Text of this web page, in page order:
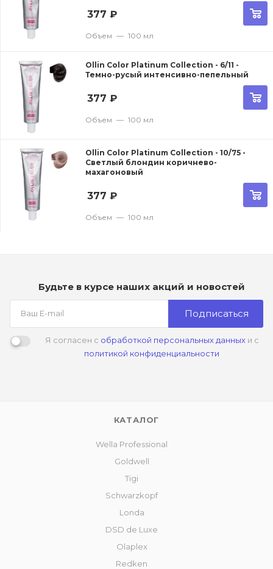
377 ₽
Объем — 100 мл
Ollin Color Platinum Collection - 6/11 -
Темно-русый интенсивно-пепельный
377 ₽
Объем — 100 мл
Ollin Color Platinum Collection - 10/75 -
Cветлый блондин коричнево-
махагоновый
377 ₽
Объем — 100 мл
Будьте в курсе наших акций и новостей
Подписаться
Я согласен с обработкой персональных данныхи с
политикой конфиденциальности
КАТАЛОГ
Wella Professional
Goldwell
Tigi
Schwarzkopf
Londa
DSD de Luxe
Olaplex
Redken